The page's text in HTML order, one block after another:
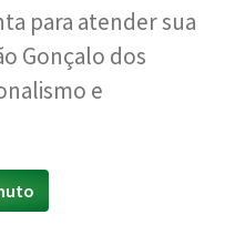
para atender sua
Gonçalo dos
e